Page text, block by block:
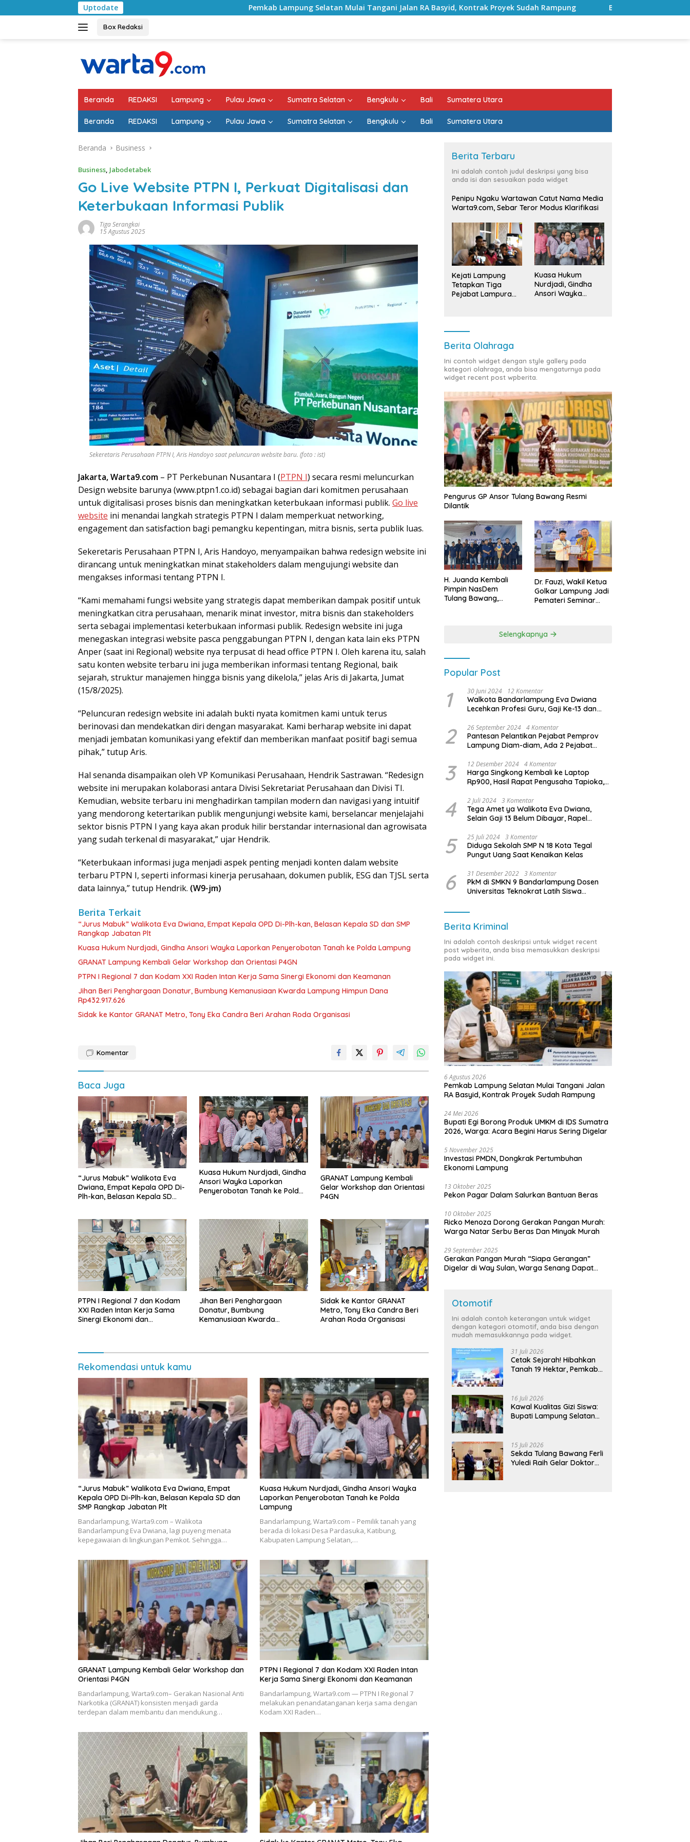
ke
Uptodate Pemkab Lampung Selatan Mulai Tangani Jalan RA Basyid, Kontrak Proyek Sudah Rampung Bulan Kemerdekaan, Bupati Lampung
Box Redaksi
Beranda REDAKSI Lampung Pulau Jawa Sumatra Selatan Bengkulu Bali Sumatera Utara
Beranda REDAKSI Lampung Pulau Jawa Sumatra Selatan Bengkulu Bali Sumatera Utara
Beranda Business
Business, Jabodetabek
Go Live Website PTPN I, Perkuat Digitalisasi dan
Keterbukaan Informasi Publik
Tiga Serangkai
15 Agustus 2025
Sekeretaris Perusahaan PTPN I, Aris Handoyo saat peluncuran website baru. (foto : ist)
Jakarta, Warta9.com – PT Perkebunan Nusantara I (PTPN I) secara resmi meluncurkan
Design website barunya (www.ptpn1.co.id) sebagai bagian dari komitmen perusahaan
untuk digitalisasi proses bisnis dan meningkatkan keterbukaan informasi publik. Go live
website ini menandai langkah strategis PTPN I dalam memperkuat networking,
engagement dan satisfaction bagi pemangku kepentingan, mitra bisnis, serta publik luas.
Sekeretaris Perusahaan PTPN I, Aris Handoyo, menyampaikan bahwa redesign website ini
dirancang untuk meningkatkan minat stakeholders dalam mengujungi website dan
mengakses informasi tentang PTPN I.
“Kami memahami fungsi website yang strategis dapat memberikan dampak positif untuk
meningkatkan citra perusahaan, menarik minat investor, mitra bisnis dan stakeholders
serta sebagai implementasi keterbukaan informasi publik. Redesign website ini juga
menegaskan integrasi website pasca penggabungan PTPN I, dengan kata lain eks PTPN
Anper (saat ini Regional) website nya terpusat di head office PTPN I. Oleh karena itu, salah
satu konten website terbaru ini juga memberikan informasi tentang Regional, baik
sejarah, struktur manajemen hingga bisnis yang dikelola,” jelas Aris di Jakarta, Jumat
(15/8/2025).
“Peluncuran redesign website ini adalah bukti nyata komitmen kami untuk terus
berinovasi dan mendekatkan diri dengan masyarakat. Kami berharap website ini dapat
menjadi jembatan komunikasi yang efektif dan memberikan manfaat positif bagi semua
pihak,” tutup Aris.
Hal senanda disampaikan oleh VP Komunikasi Perusahaan, Hendrik Sastrawan. “Redesign
website ini merupakan kolaborasi antara Divisi Sekretariat Perusahaan dan Divisi TI.
Kemudian, website terbaru ini menghadirkan tampilan modern dan navigasi yang intuitif
yang mendorong ketertarikan publik mengunjungi website kami, berselancar menjelajahi
sektor bisnis PTPN I yang kaya akan produk hilir berstandar internasional dan agrowisata
yang sudah terkenal di masyarakat,” ujar Hendrik.
“Keterbukaan informasi juga menjadi aspek penting menjadi konten dalam website
terbaru PTPN I, seperti informasi kinerja perusahaan, dokumen publik, ESG dan TJSL serta
data lainnya,” tutup Hendrik. (W9-jm)
Berita Terkait
“Jurus Mabuk” Walikota Eva Dwiana, Empat Kepala OPD Di-Plh-kan, Belasan Kepala SD dan SMP
Rangkap Jabatan Plt
Kuasa Hukum Nurdjadi, Gindha Ansori Wayka Laporkan Penyerobotan Tanah ke Polda Lampung
GRANAT Lampung Kembali Gelar Workshop dan Orientasi P4GN
PTPN I Regional 7 dan Kodam XXI Raden Intan Kerja Sama Sinergi Ekonomi dan Keamanan
Jihan Beri Penghargaan Donatur, Bumbung Kemanusiaan Kwarda Lampung Himpun Dana
Rp432.917.626
‎Sidak ke Kantor GRANAT Metro, Tony Eka Candra Beri Arahan Roda Organisasi
Komentar
Baca Juga
“Jurus Mabuk” Walikota Eva
Dwiana, Empat Kepala OPD Di-
Plh-kan, Belasan Kepala SD
Kuasa Hukum Nurdjadi, Gindha
Ansori Wayka Laporkan
Penyerobotan Tanah ke Polda
GRANAT Lampung Kembali
Gelar Workshop dan Orientasi
P4GN
PTPN I Regional 7 dan Kodam
XXI Raden Intan Kerja Sama
Sinergi Ekonomi dan
Jihan Beri Penghargaan
Donatur, Bumbung
Kemanusiaan Kwarda
‎Sidak ke Kantor GRANAT
Metro, Tony Eka Candra Beri
Arahan Roda Organisasi
Rekomendasi untuk kamu
“Jurus Mabuk” Walikota Eva Dwiana, Empat
Kepala OPD Di-Plh-kan, Belasan Kepala SD dan
SMP Rangkap Jabatan Plt
Bandarlampung, Warta9.com – Walikota
Bandarlampung Eva Dwiana, lagi puyeng menata
kepegawaian di lingkungan Pemkot. Sehingga…
Kuasa Hukum Nurdjadi, Gindha Ansori Wayka
Laporkan Penyerobotan Tanah ke Polda
Lampung
Bandarlampung, Warta9.com – Pemilik tanah yang
berada di lokasi Desa Pardasuka, Katibung,
Kabupaten Lampung Selatan,…
GRANAT Lampung Kembali Gelar Workshop dan
Orientasi P4GN
Bandarlampung, Warta9.com– Gerakan Nasional Anti
Narkotika (GRANAT) konsisten menjadi garda
terdepan dalam membantu dan mendukung…
PTPN I Regional 7 dan Kodam XXI Raden Intan
Kerja Sama Sinergi Ekonomi dan Keamanan
Bandarlampung, Warta9.com — PTPN I Regional 7
melakukan penandatanganan kerja sama dengan
Kodam XXI Raden…
Berita Terbaru
Ini adalah contoh judul deskripsi yang bisa
anda isi dan sesuaikan pada widget
Penipu Ngaku Wartawan Catut Nama Media
Warta9.com, Sebar Teror Modus Klarifikasi
Kejati Lampung
Tetapkan Tiga
Pejabat Lampura
Kuasa Hukum
Nurdjadi, Gindha
Ansori Wayka
Berita Olahraga
Ini contoh widget dengan style gallery pada
kategori olahraga, anda bisa mengaturnya pada
widget recent post wpberita.
Pengurus GP Ansor Tulang Bawang Resmi
Dilantik
H. Juanda Kembali
Pimpin NasDem
Tulang Bawang,
Dr. Fauzi, Wakil Ketua
Golkar Lampung Jadi
Pemateri Seminar
Kebangsaan
Selengkapnya
Popular Post
1 30 Juni 2024 12 Komentar
Walkota Bandarlampung Eva Dwiana
Lecehkan Profesi Guru, Gaji Ke-13 dan
2 26 September 2024 4 Komentar
Pantesan Pelantikan Pejabat Pemprov
Lampung Diam-diam, Ada 2 Pejabat
3 12 Desember 2024 4 Komentar
Harga Singkong Kembali ke Laptop
Rp900, Hasil Rapat Pengusaha Tapioka,
Lampung
4 2 Juli 2024 3 Komentar
Tega Amet ya Walikota Eva Dwiana,
Selain Gaji 13 Belum Dibayar, Rapel
Dibayar
5 25 Juli 2024 3 Komentar
Diduga Sekolah SMP N 18 Kota Tegal
Pungut Uang Saat Kenaikan Kelas
6 31 Desember 2022 3 Komentar
PkM di SMKN 9 Bandarlampung Dosen
Universitas Teknokrat Latih Siswa
Berita Kriminal
Ini adalah contoh deskripsi untuk widget recent
post wpberita, anda bisa memasukkan deskripsi
pada widget ini.
6 Agustus 2026
Pemkab Lampung Selatan Mulai Tangani Jalan
RA Basyid, Kontrak Proyek Sudah Rampung
24 Mei 2026
Bupati Egi Borong Produk UMKM di IDS Sumatra
2026, Warga: Acara Begini Harus Sering Digelar
5 November 2025
Investasi PMDN, Dongkrak Pertumbuhan
Ekonomi Lampung
13 Oktober 2025
Pekon Pagar Dalam Salurkan Bantuan Beras
10 Oktober 2025
Ricko Menoza Dorong Gerakan Pangan Murah:
Warga Natar Serbu Beras Dan Minyak Murah
29 September 2025
Gerakan Pangan Murah “Siapa Gerangan”
Digelar di Way Sulan, Warga Senang Dapat
Otomotif
Ini adalah contoh keterangan untuk widget
dengan kategori otomotif, anda bisa dengan
mudah memasukkannya pada widget.
31 Juli 2026
Cetak Sejarah! Hibahkan
Tanah 19 Hektar, Pemkab
Terintegrasi Pertama di
Lampung
16 Juli 2026
Kawal Kualitas Gizi Siswa:
Bupati Lampung Selatan
Bergizi Gratis di Natar
15 Juli 2026
Sekda Tulang Bawang Ferli
Yuledi Raih Gelar Doktor